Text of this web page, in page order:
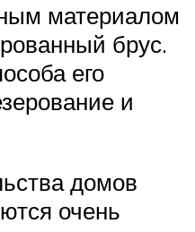
материалом
брус.
его
и
домов
очень